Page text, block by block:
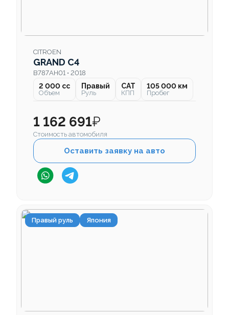
CITROEN
GRAND C4
B787AH01 • 2018
2 000 cc
Объем
Правый
Руль
CAT
КПП
105 000 км
Пробег
1 162 691₽
Стоимость автомобиля
Оставить заявку на авто
Правый руль Япония